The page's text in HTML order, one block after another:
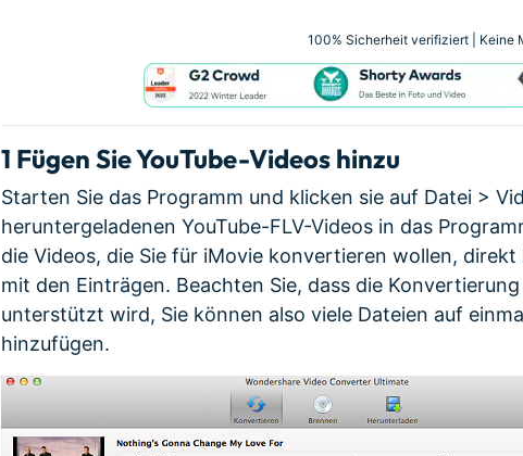
100% Sicherheit verifiziert | Keine
1 Fügen Sie YouTube-Videos hinzu
Starten Sie das Programm und klicken sie auf Datei >
heruntergeladenen YouTube-FLV-Videos in das
die Videos, die Sie für iMovie konvertieren wollen,
mit den Einträgen. Beachten Sie, dass die
unterstützt wird, Sie können also viele Dateien auf
hinzufügen.